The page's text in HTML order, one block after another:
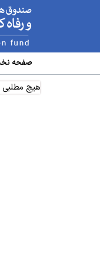
صفحه
هیچ